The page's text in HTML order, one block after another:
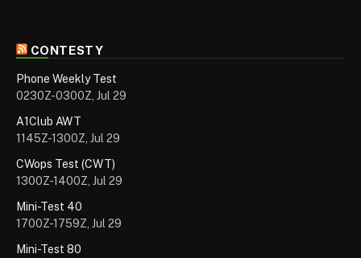
CONTESTY
Phone Weekly Test
0230Z-0300Z, Jul 29
A1Club AWT
1145Z-1300Z, Jul 29
CWops Test (CWT)
1300Z-1400Z, Jul 29
Mini-Test 40
1700Z-1759Z, Jul 29
Mini-Test 80